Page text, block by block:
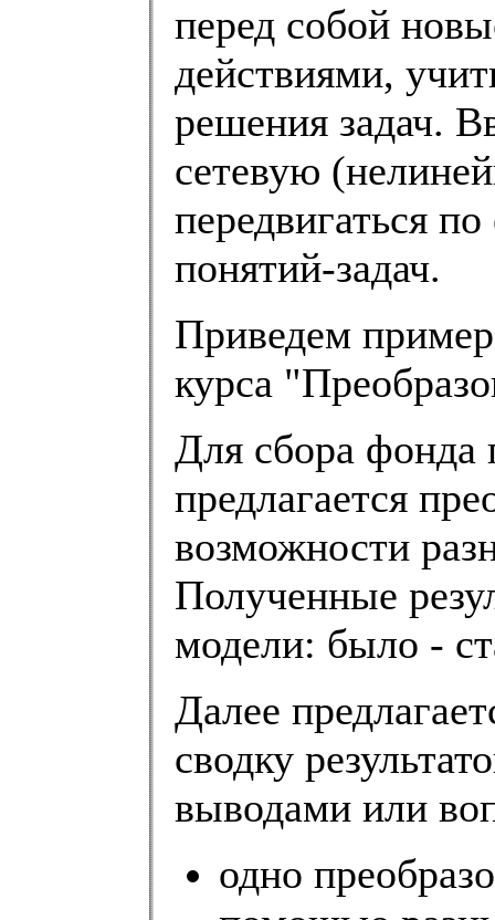
перед собой
действиями,
решения задач.
сетевую
передвигаться
понятий-задач.
Приведем
курса
Для сбора фонда
предлагается
возможности
Полученные
модели: было -
Далее
сводку
выводами или
одно